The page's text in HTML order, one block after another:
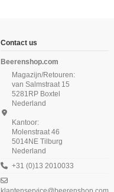
Contact us
Beerenshop.com
Magazijn/Retouren:
van Salmstraat 15
5281RP Boxtel
Nederland
Kantoor:
Molenstraat 46
5014NE Tilburg
Nederland
+31 (0)13 2010033